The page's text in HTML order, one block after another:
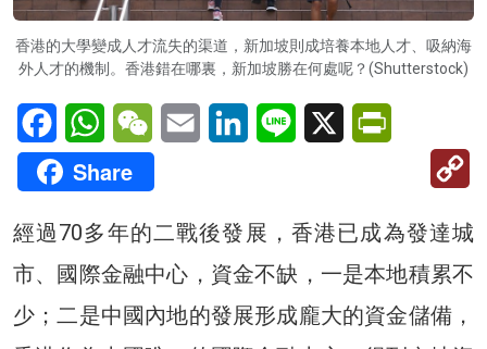
香港的大學變成人才流失的渠道，新加坡則成培養本地人才、吸納海
外人才的機制。香港錯在哪裏，新加坡勝在何處呢？(Shutterstock)
FacebookWhatsAppWeChatEmail LinkedInLine X
Share
經過70多年的二戰後發展，香港已成為發達城
市、國際金融中心，資金不缺，一是本地積累不
少；二是中國內地的發展形成龐大的資金儲備，